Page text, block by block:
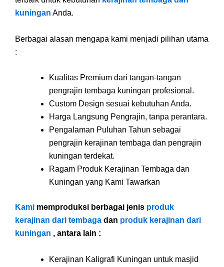
kuningan Anda.
Berbagai alasan mengapa kami menjadi pilihan utama
:
Kualitas Premium dari tangan-tangan
pengrajin tembaga kuningan profesional.
Custom Design sesuai kebutuhan Anda.
Harga Langsung Pengrajin, tanpa perantara.
Pengalaman Puluhan Tahun sebagai
pengrajin kerajinan tembaga dan pengrajin
kuningan terdekat.
Ragam Produk Kerajinan Tembaga dan
Kuningan yang Kami Tawarkan
Kami memproduksi berbagai jenis produk
kerajinan dari tembaga dan produk kerajinan dari
kuningan , antara lain :
Kerajinan Kaligrafi Kuningan untuk masjid